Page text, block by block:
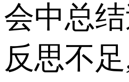
会中总
反思不